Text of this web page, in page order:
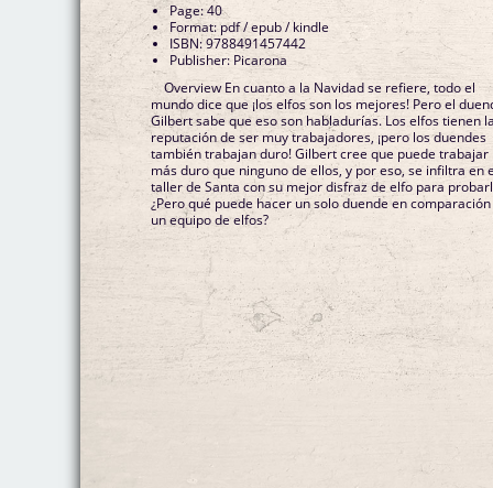
Page: 40
Format: pdf / epub / kindle
ISBN: 9788491457442
Publisher: Picarona
Overview En cuanto a la Navidad se refiere, todo el
mundo dice que ¡los elfos son los mejores! Pero el
Gilbert sabe que eso son habladurías. Los elfos tienen la
reputación de ser muy trabajadores, ¡pero los duendes
también trabajan duro! Gilbert cree que puede trabajar
más duro que ninguno de ellos, y por eso, se infiltra en
taller de Santa con su mejor disfraz de elfo para
¿Pero qué puede hacer un solo duende en
un equipo de elfos?